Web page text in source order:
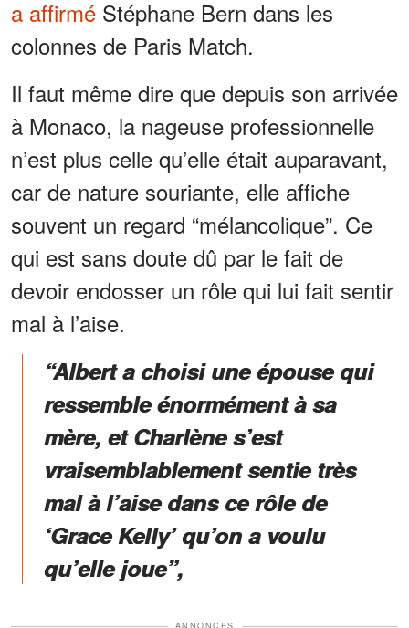
a affirmé Stéphane Bern dans les
colonnes de Paris Match.
Il faut même dire que depuis son arrivée
à Monaco, la nageuse professionnelle
n’est plus celle qu’elle était auparavant,
car de nature souriante, elle affiche
souvent un regard “mélancolique”. Ce
qui est sans doute dû par le fait de
devoir endosser un rôle qui lui fait sentir
mal à l’aise.
“Albert a choisi une épouse qui
ressemble énormément à sa
mère, et Charlène s’est
vraisemblablement sentie très
mal à l’aise dans ce rôle de
‘Grace Kelly’ qu’on a voulu
qu’elle joue”,